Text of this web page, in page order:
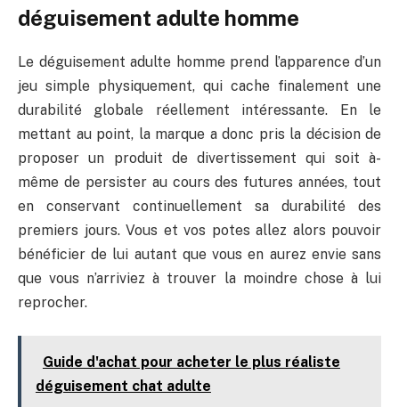
déguisement adulte homme
Le déguisement adulte homme prend l’apparence d’un
jeu simple physiquement, qui cache finalement une
durabilité globale réellement intéressante. En le
mettant au point, la marque a donc pris la décision de
proposer un produit de divertissement qui soit à-
même de persister au cours des futures années, tout
en conservant continuellement sa durabilité des
premiers jours. Vous et vos potes allez alors pouvoir
bénéficier de lui autant que vous en aurez envie sans
que vous n’arriviez à trouver la moindre chose à lui
reprocher.
Guide d'achat pour acheter le plus réaliste
déguisement chat adulte